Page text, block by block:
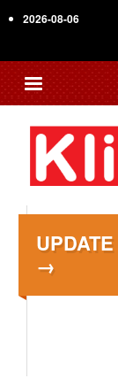
to
content
2026-08-06
UPDATE
→